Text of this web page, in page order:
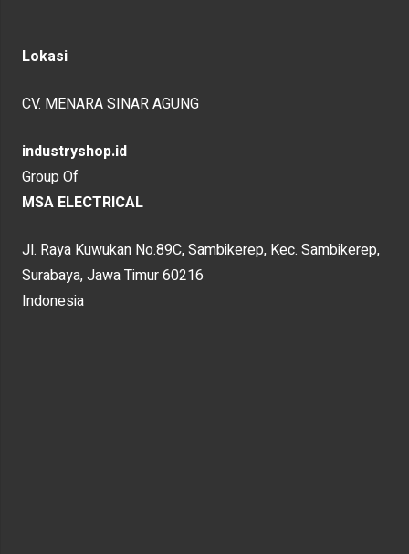
Lokasi
CV. MENARA SINAR AGUNG
industryshop.id
Group Of
MSA ELECTRICAL
Jl. Raya Kuwukan No.89C, Sambikerep, Kec. Sambikerep,
Surabaya, Jawa Timur 60216
Indonesia